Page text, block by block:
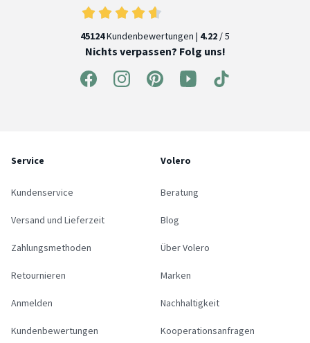
45124Kundenbewertungen | 4.22 / 5
Nichts verpassen? Folg uns!
Service
Kundenservice
Versand und Lieferzeit
Zahlungsmethoden
Retournieren
Anmelden
Kundenbewertungen
Volero
Beratung
Blog
Über Volero
Marken
Nachhaltigkeit
Kooperationsanfragen